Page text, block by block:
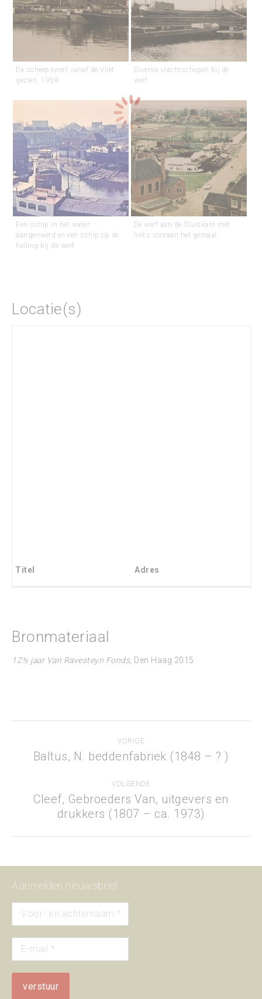
De scheepswerf vanaf de Vliet
gezien, 1959.
Diverse vrachtschepen bij de
werf.
Een schip in het water
aangemeerd en een schip op de
helling bij de werf.
De werf aan de Sluiskant met
links vooraan het gemaal.
Locatie(s)
Titel Adres
Bronmateriaal
12½ jaar Van Ravesteyn Fonds, Den Haag 2015
navigation
VORIGE
Previous
Baltus, N. beddenfabriek (1848 – ? )
VOLGENDE
Next
project:
Cleef, Gebroeders Van, uitgevers en
drukkers (1807 – ca. 1973)
Aanmelden nieuwsbrief